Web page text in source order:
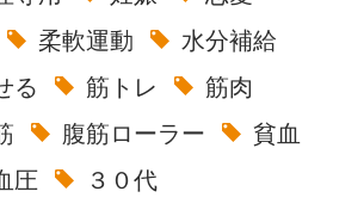
柔軟運動
水分補給
る 筋トレ
筋肉
腹筋ローラー
貧血
圧 ３０代